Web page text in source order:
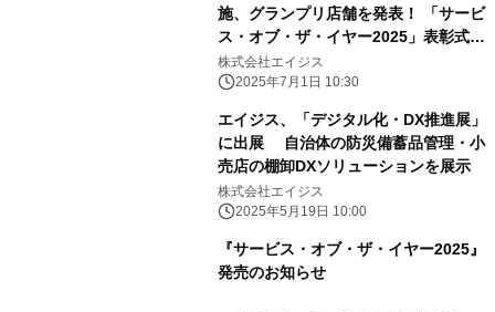
施、グランプリ店舗を発表！ 「サービ
ス・オブ・ザ・イヤー2025」表彰式を
開催
株式会社エイジス
2025年7月1日 10:30
エイジス、「デジタル化・DX推進展」
に出展 自治体の防災備蓄品管理・小
売店の棚卸DXソリューションを展示
株式会社エイジス
2025年5月19日 10:00
『サービス・オブ・ザ・イヤー2025』
発売のお知らせ